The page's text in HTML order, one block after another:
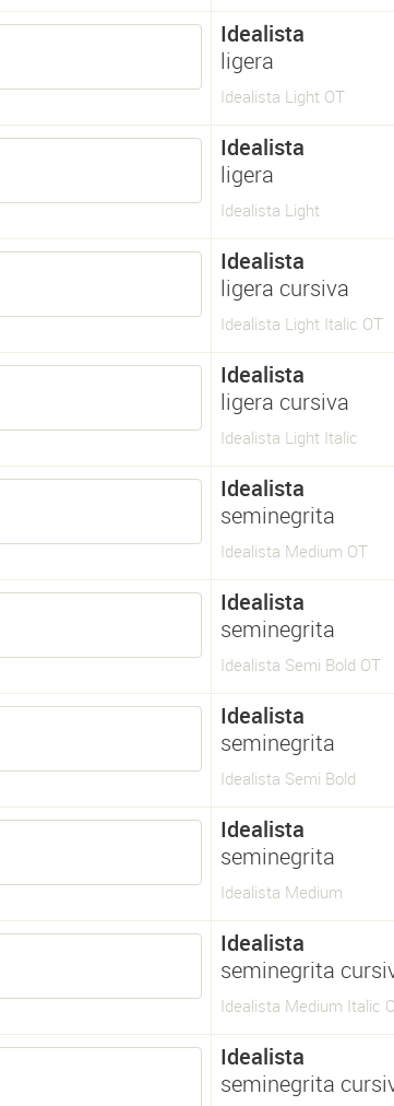
Idealista
ligera
Idealista Light OT
Idealista
ligera
Idealista Light
Idealista
ligera cursiva
Idealista Light Italic OT
Idealista
ligera cursiva
Idealista Light Italic
Idealista
seminegrita
Idealista Medium OT
Idealista
seminegrita
Idealista Semi Bold OT
Idealista
seminegrita
Idealista Semi Bold
Idealista
seminegrita
Idealista Medium
Idealista
seminegrita
Idealista Medium Italic
Idealista
seminegrita